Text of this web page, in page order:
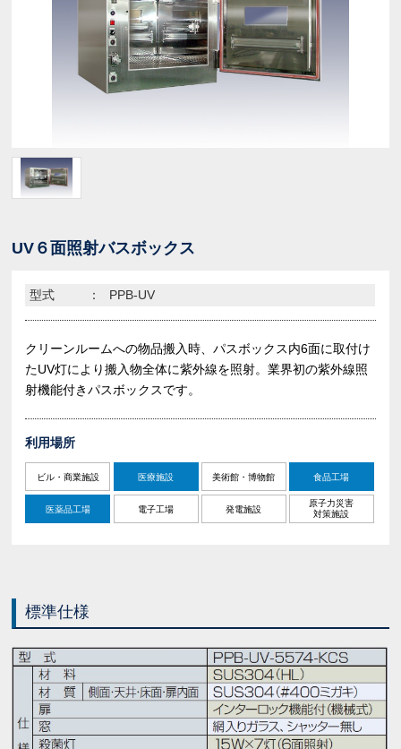
UV６面照射バスボックス
型式 ： PPB-UV
クリーンルームへの物品搬入時、パスボックス内6面に取付け
たUV灯により搬入物全体に紫外線を照射。業界初の紫外線照
射機能付きパスボックスです。
利用場所
ビル・商業施設 医療施設 美術館・博物館 食品工場
医薬品工場 電子工場 発電施設
原子力災害
対策施設
標準仕様